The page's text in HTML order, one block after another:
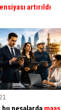
artırıldı